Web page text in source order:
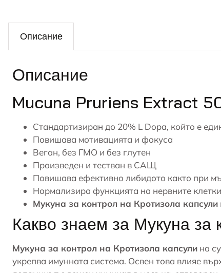
Описание
Описание
Mucuna Pruriens Extract
Стандартизиран до 20% L Dopa, който е
Повишава мотивацията и фокуса
Веган, без ГМО и без глутен
Произведен и тестван в САЩ
Повишава ефективно либидото както при
Нормализира функцията на нервните клетки
Мукуна за контрол на Кротизола капсули
Какво знаем за Мукуна за
Мукуна за контрол на Кротизола капсули на
укрепва имунната система. Освен това влияе